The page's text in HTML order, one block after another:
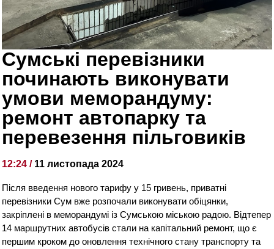
Сумські перевізники
починають виконувати
умови меморандуму:
ремонт автопарку та
перевезення пільговиків
12:24 / 11 листопада 2024
Після введення нового тарифу у 15 гривень, приватні
перевізники Сум вже розпочали виконувати обіцянки,
закріплені в меморандумі із Сумською міською радою. Відтепер
14 маршрутних автобусів стали на капітальний ремонт, що є
першим кроком до оновлення технічного стану транспорту та